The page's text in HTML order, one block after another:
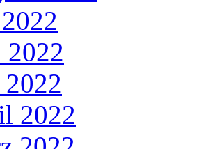
2022
2022